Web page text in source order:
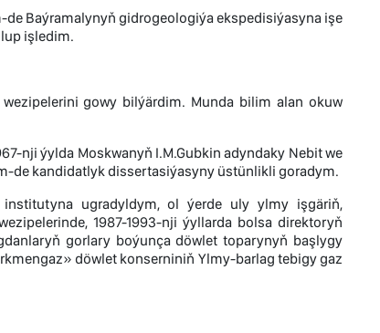
Baýramalynyň gidrogeologiýa ekspedisiýasyna işe
işledim.
gowy bilýärdim. Munda bilim alan okuw
nji ýylda Moskwanyň I.M.Gubkin adyndaky Nebit we
de kandidatlyk dissertasiýasyny üstünlikli goradym.
institutyna ugradyldym, ol ýerde uly ylmy işgäriň,
1987-1993-nji ýyllarda bolsa direktoryň
gorlary boýunça döwlet toparynyň başlygy
döwlet konserniniň Ylmy-barlag tebigy gaz